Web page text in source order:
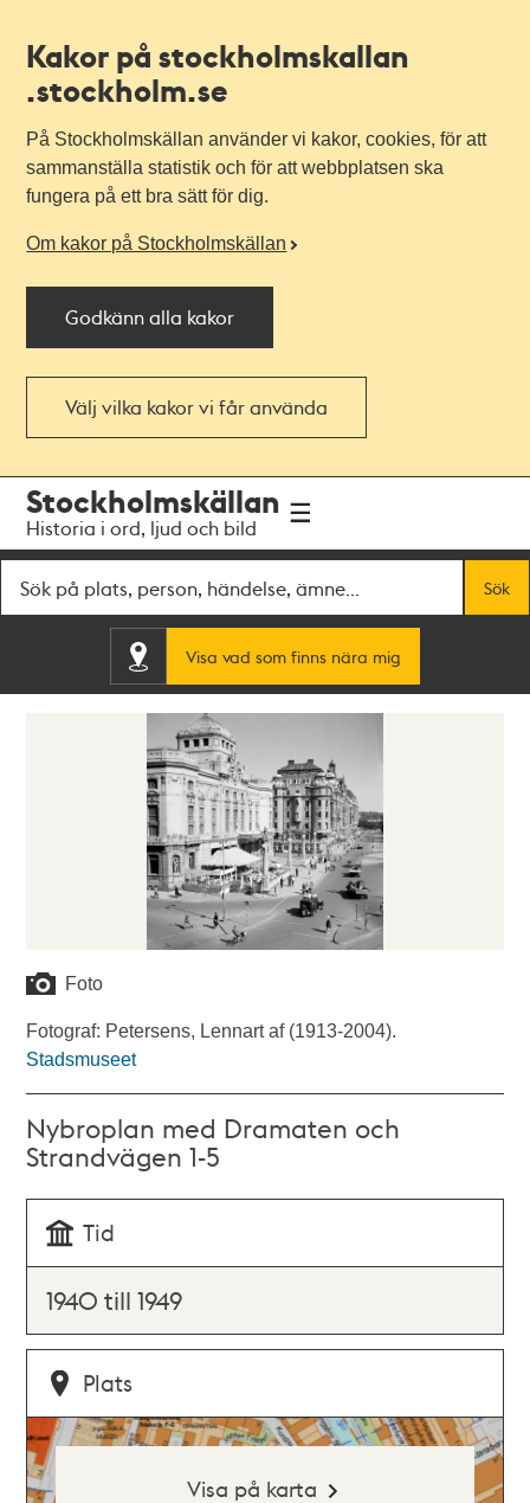
Kakor på stockholmskallan
.stockholm.se
På Stockholmskällan använder vi kakor, cookies, för att
sammanställa statistik och för att webbplatsen ska
fungera på ett bra sätt för dig.
Om kakor på Stockholmskällan
Godkänn alla kakor
Välj vilka kakor vi får använda
navigationen
huvudinnehållet
Stockholmskällan
Historia i ord, ljud och bild
Sök
Visa vad som finns nära mig
Foto
Fotograf: Petersens, Lennart af (1913-2004).
Stadsmuseet
Nybroplan med Dramaten och
Strandvägen 1-5
Tid
1940 till 1949
Plats
Visa på karta